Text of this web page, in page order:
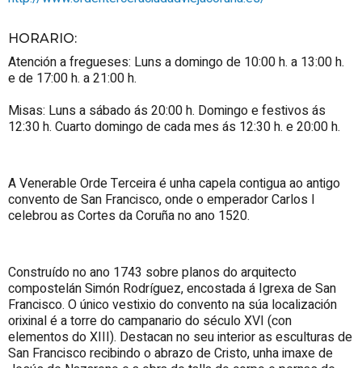
HORARIO:
Atención a fregueses: Luns a domingo de 10:00 h. a 13:00 h.
e de 17:00 h. a 21:00 h.
Misas: Luns a sábado ás 20:00 h. Domingo e festivos ás
12:30 h. Cuarto domingo de cada mes ás 12:30 h. e 20:00 h.
A Venerable Orde Terceira é unha capela contigua ao antigo
convento de San Francisco, onde o emperador Carlos I
celebrou as Cortes da Coruña no ano 1520.
Construído no ano 1743 sobre planos do arquitecto
compostelán Simón Rodríguez, encostada á Igrexa de San
Francisco. O único vestixio do convento na súa localización
orixinal é a torre do campanario do século XVI (con
elementos do XIII). Destacan no seu interior as esculturas de
San Francisco recibindo o abrazo de Cristo, unha imaxe de